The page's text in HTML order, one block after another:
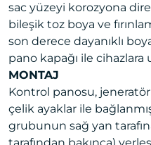
sac yüzeyi korozyona
bileşik toz boya ve
son derece dayanıklı
pano kapağı ile cihazlara
MONTAJ
Kontrol panosu,
çelik ayaklar ile
grubunun sağ yan